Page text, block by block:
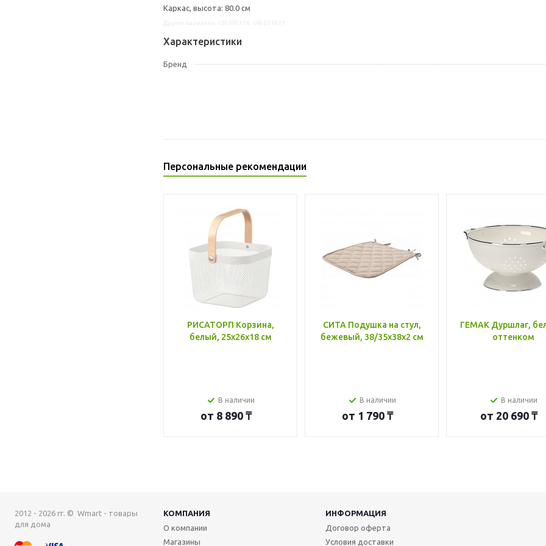
Каркас, высота: 80.0 см
Характеристики
Бренд
Персональные рекомендации
РИСАТОРП Корзина,
белый, 25x26x18 см
В наличии
от 8 890 ₸
СИТА Подушка на стул,
бежевый, 38/35x38x2 см
В наличии
от 1 790 ₸
ГЕМАК Дуршлаг,
оттенком
В наличии
от 20 690 ₸
2012 - 2026 гг. © Wmart - товары
для дома
КОМПАНИЯ
ИНФОРМАЦИЯ
О компании
Магазины
Договор оферта
Условия доставки